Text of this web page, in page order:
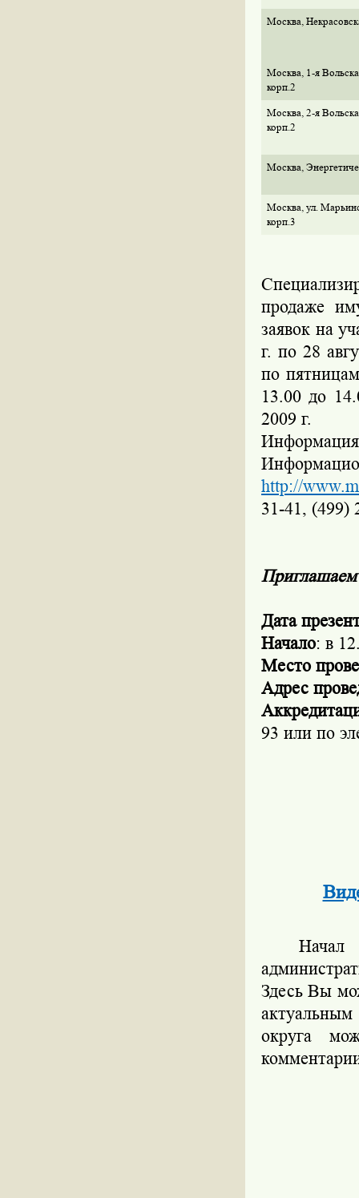
Москва,
Москва, 1-я
корп.2
Москва, 2-я
корп.2
Москва,
Москва, ул.
корп.3
продаже
заявок на
г. по 28
по
13.00 до
2009 г.
http://
31-41, (499)
Приглашаем
Дата
Начало: в
Место
Адрес
93 или по
Начал
Здесь Вы
актуальным
округа